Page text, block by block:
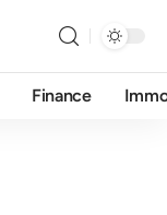
Finance